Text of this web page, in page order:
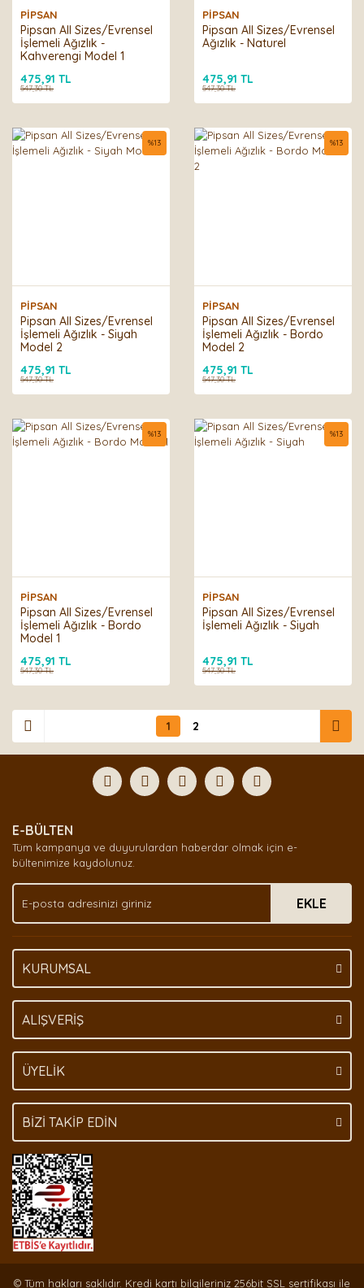
PİPSAN
Pipsan All Sizes/Evrensel
İşlemeli Ağızlık -
Kahverengi Model 1
475,91 TL
547,30 TL
PİPSAN
Pipsan All Sizes/Evrensel
Ağızlık - Naturel
475,91 TL
547,30 TL
PİPSAN
Pipsan All Sizes/Evrensel
İşlemeli Ağızlık - Siyah
Model 2
%13
475,91 TL
547,30 TL
PİPSAN
Pipsan All Sizes/Evrensel
İşlemeli Ağızlık - Bordo
Model 2
%13
475,91 TL
547,30 TL
PİPSAN
Pipsan All Sizes/Evrensel
İşlemeli Ağızlık - Bordo
Model 1
%13
475,91 TL
547,30 TL
PİPSAN
Pipsan All Sizes/Evrensel
İşlemeli Ağızlık - Siyah
%13
475,91 TL
547,30 TL
1 2
E-BÜLTEN
Tüm kampanya ve duyurulardan haberdar olmak için e-
bültenimize kaydolunuz.
EKLE
KURUMSAL
ALIŞVERİŞ
ÜYELİK
BİZİ TAKİP EDİN
© Tüm hakları saklıdır. Kredi kartı bilgileriniz 256bit SSL sertifikası ile